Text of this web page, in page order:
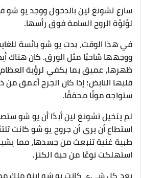
سارع تشونغ لين بالدخول ووجد يو شو
لؤلؤة الروح السامة فوق رأسها.
في هذا الوقت، بدت يو شو بائسة
ووجهها شاحبًا مثل الورق. كان هناك
ظهرها، عميق بما يكفي لرؤية
قلبها النابض؛ إذا كان الجرح أعمق من
ستواجه موتًا محققًا.
لم يتخيل تشونغ لين أبدًا أن يو شو
استطاع أن يرى أن جروح يو شو كانت
طبية غنية تنبعث من جسدها، مما
استهلكت نوعًا من حبة الكنز.